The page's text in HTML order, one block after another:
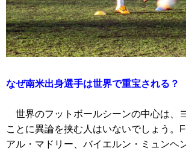
なぜ南米出身選手は世界で重宝される？
世界のフットボールシーンの中心は、
ことに異論を挟む人はいないでしょう。
アル・マドリー、バイエルン・ミュンヘ